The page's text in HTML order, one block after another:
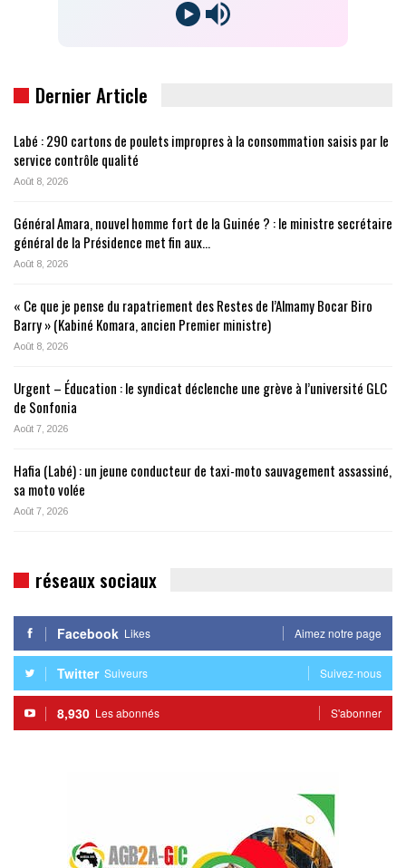
Dernier Article
Labé : 290 cartons de poulets impropres à la consommation saisis par le
service contrôle qualité
Août 8, 2026
Général Amara, nouvel homme fort de la Guinée ? : le ministre secrétaire
général de la Présidence met fin aux…
Août 8, 2026
« Ce que je pense du rapatriement des Restes de l’Almamy Bocar Biro
Barry » (Kabiné Komara, ancien Premier ministre)
Août 8, 2026
Urgent – Éducation : le syndicat déclenche une grève à l’université GLC
de Sonfonia
Août 7, 2026
Hafia (Labé) : un jeune conducteur de taxi-moto sauvagement assassiné,
sa moto volée
Août 7, 2026
réseaux sociaux
Facebook Likes Aimez notre page
Twitter Suiveurs Suivez-nous
8,930 Les abonnés S'abonner